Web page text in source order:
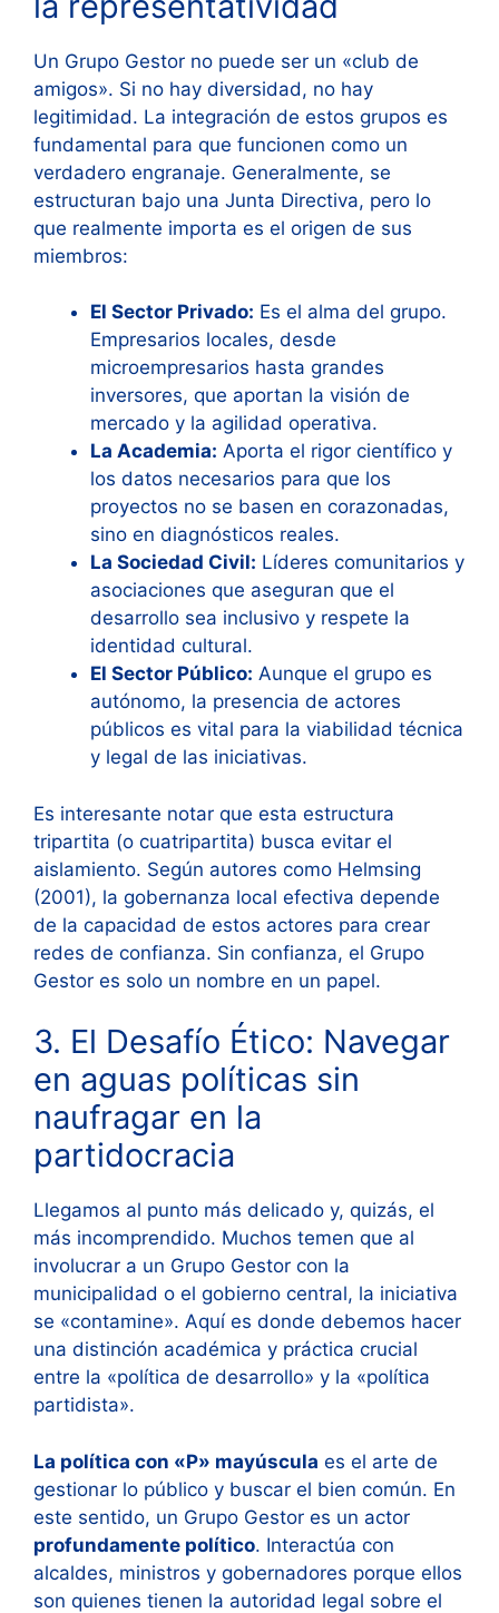
Un Grupo Gestor no puede ser un «club de
amigos». Si no hay diversidad, no hay
legitimidad. La integración de estos grupos es
fundamental para que funcionen como un
verdadero engranaje. Generalmente, se
estructuran bajo una Junta Directiva, pero lo
que realmente importa es el origen de sus
miembros:
El Sector Privado: Es el alma del grupo.
Empresarios locales, desde
microempresarios hasta grandes
inversores, que aportan la visión de
mercado y la agilidad operativa.
La Academia: Aporta el rigor científico y
los datos necesarios para que los
proyectos no se basen en corazonadas,
sino en diagnósticos reales.
La Sociedad Civil: Líderes comunitarios y
asociaciones que aseguran que el
desarrollo sea inclusivo y respete la
identidad cultural.
El Sector Público: Aunque el grupo es
autónomo, la presencia de actores
públicos es vital para la viabilidad técnica
y legal de las iniciativas.
Es interesante notar que esta estructura
tripartita (o cuatripartita) busca evitar el
aislamiento. Según autores como Helmsing
(2001), la gobernanza local efectiva depende
de la capacidad de estos actores para crear
redes de confianza. Sin confianza, el Grupo
Gestor es solo un nombre en un papel.
3. El Desafío Ético: Navegar
en aguas políticas sin
naufragar en la
partidocracia
Llegamos al punto más delicado y, quizás, el
más incomprendido. Muchos temen que al
involucrar a un Grupo Gestor con la
municipalidad o el gobierno central, la iniciativa
se «contamine». Aquí es donde debemos hacer
una distinción académica y práctica crucial
entre la «política de desarrollo» y la «política
partidista».
La política con «P» mayúscula es el arte de
gestionar lo público y buscar el bien común. En
este sentido, un Grupo Gestor es un actor
profundamente político. Interactúa con
alcaldes, ministros y gobernadores porque ellos
son quienes tienen la autoridad legal sobre el